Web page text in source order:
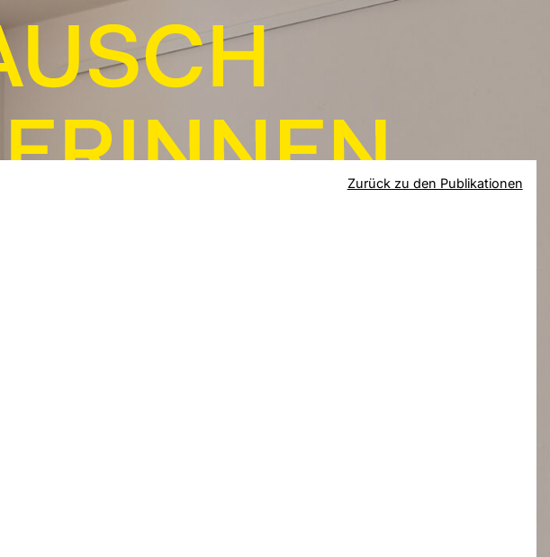
Zurück zu den Publikationen